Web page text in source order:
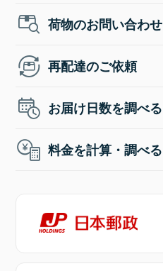
荷物のお問い合わせ
再配達のご依頼
お届け日数を調べる
料金を計算・調べる